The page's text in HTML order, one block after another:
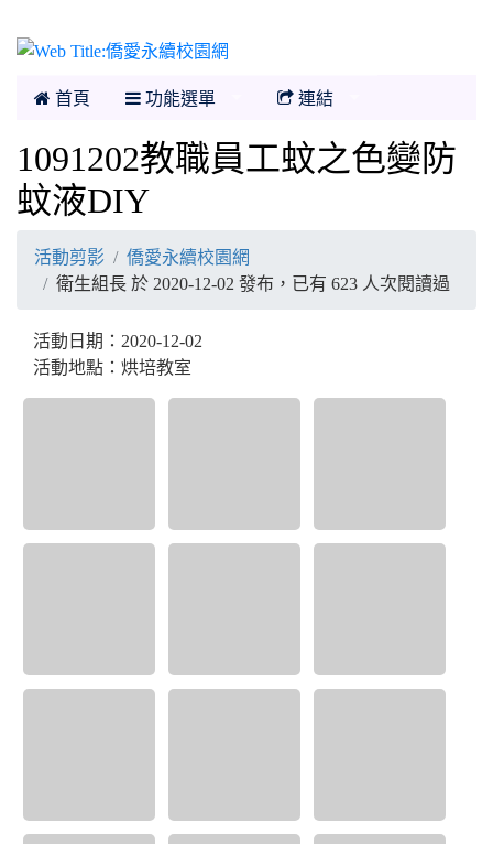
首頁 功能選單 連結
1091202教職員工蚊之色變防
蚊液DIY
活動剪影
僑愛永續校園網
衛生組長 於 2020-12-02 發布，已有 623 人次閱讀過
活動日期：2020-12-02
活動地點：烘培教室